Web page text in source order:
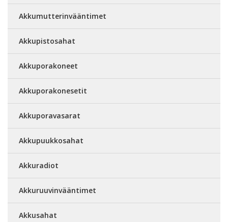
Akkumutterinvääntimet
Akkupistosahat
Akkuporakoneet
Akkuporakonesetit
Akkuporavasarat
Akkupuukkosahat
Akkuradiot
Akkuruuvinvääntimet
Akkusahat